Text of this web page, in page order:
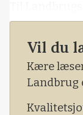
Vil du
Kære
Landbrug